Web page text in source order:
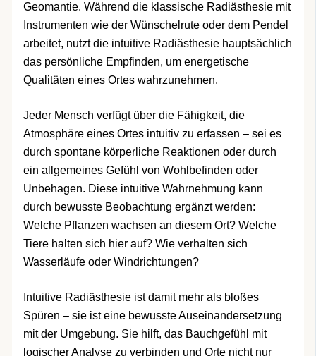
Geomantie. Während die klassische Radiästhesie mit
Instrumenten wie der Wünschelrute oder dem Pendel
arbeitet, nutzt die intuitive Radiästhesie hauptsächlich
das persönliche Empfinden, um energetische
Qualitäten eines Ortes wahrzunehmen.
Jeder Mensch verfügt über die Fähigkeit, die
Atmosphäre eines Ortes intuitiv zu erfassen – sei es
durch spontane körperliche Reaktionen oder durch
ein allgemeines Gefühl von Wohlbefinden oder
Unbehagen. Diese intuitive Wahrnehmung kann
durch bewusste Beobachtung ergänzt werden:
Welche Pflanzen wachsen an diesem Ort? Welche
Tiere halten sich hier auf? Wie verhalten sich
Wasserläufe oder Windrichtungen?
Intuitive Radiästhesie ist damit mehr als bloßes
Spüren – sie ist eine bewusste Auseinandersetzung
mit der Umgebung. Sie hilft, das Bauchgefühl mit
logischer Analyse zu verbinden und Orte nicht nur